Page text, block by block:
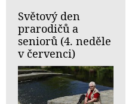
Světový den
prarodičů a
seniorů (4. neděle
v červenci)